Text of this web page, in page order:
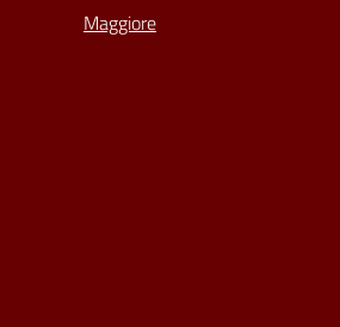
Maggiore